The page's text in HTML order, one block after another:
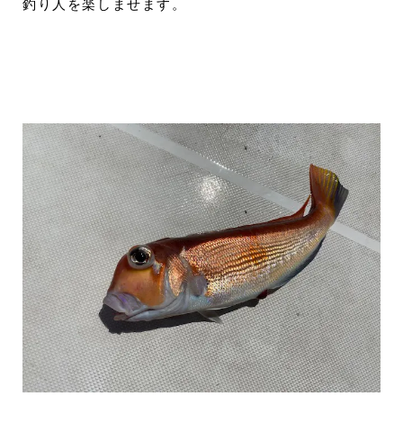
釣り人を楽しませます。